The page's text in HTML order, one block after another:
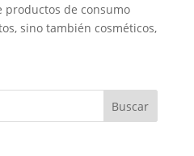
de consumo
sino también cosméticos,